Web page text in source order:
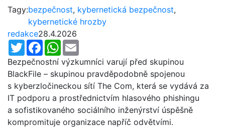
Tagy:bezpečnost, kybernetická bezpečnost,
kybernetické hrozby
redakce28.4.2026
TwitterFacebookWhatsApp
Bezpečnostní výzkumníci varují před skupinou
BlackFile – skupinou pravděpodobně spojenou
s kyberzločineckou sítí The Com, která se vydává za
IT podporu a prostřednictvím hlasového phishingu
a sofistikovaného sociálního inženýrství úspěšně
kompromituje organizace napříč odvětvími.